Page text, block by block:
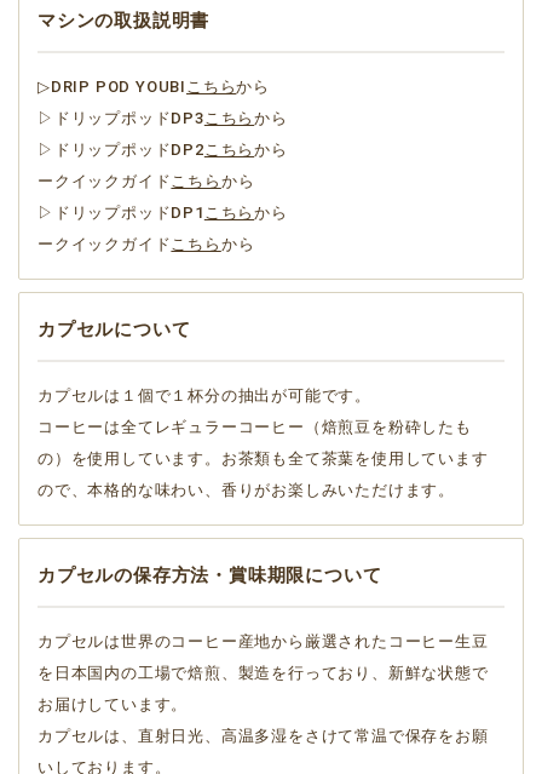
マシンの取扱説明書
▷DRIP POD YOUBI こちらから
▷ドリップポッドDP3こちらから
▷ドリップポッドDP2こちらから
ークイックガイドこちら から
▷ドリップポッドDP1 こちらから
ークイックガイドこちら から
カプセルについて
カプセルは１個で１杯分の抽出が可能です。
コーヒーは全てレギュラーコーヒー（焙煎豆を粉砕したも
の）を使用しています。お茶類も全て茶葉を使用しています
ので、本格的な味わい、香りがお楽しみいただけます。
カプセルの保存方法・賞味期限について
カプセルは世界のコーヒー産地から厳選されたコーヒー生豆
を日本国内の工場で焙煎、製造を行っており、新鮮な状態で
お届けしています。
カプセルは、直射日光、高温多湿をさけて常温で保存をお願
いしております。